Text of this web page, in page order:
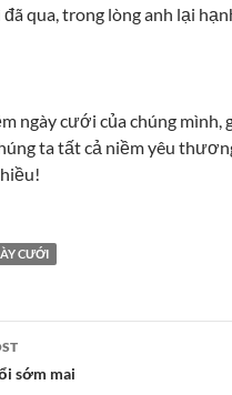
qua, trong lòng anh lại
ngày cưới của chúng mình,
ta tất cả niềm yêu
CƯỚI
sớm mai